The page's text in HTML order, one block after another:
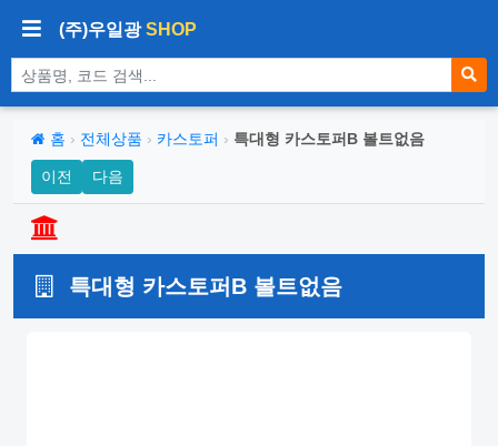
(주)우일광SHOP
상품 검색
홈 › 전체상품 › 카스토퍼 › 특대형 카스토퍼B 볼트없음
이전 다음
특대형 카스토퍼B 볼트없음